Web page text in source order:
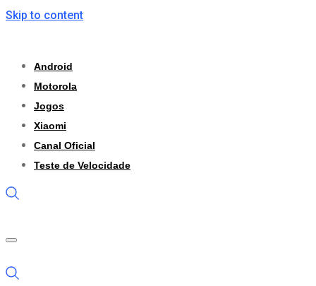
Skip to content
Android
Motorola
Jogos
Xiaomi
Canal Oficial
Teste de Velocidade